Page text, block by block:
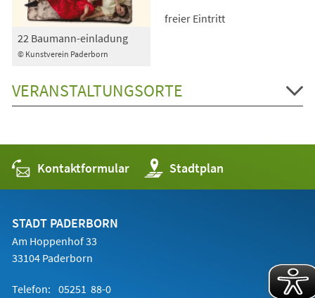
© Kunstverein Paderborn
22 Baumann-einladung
freier Eintritt
VERANSTALTUNGSORTE
Kontaktformular Stadtplan
(Öffnet
in
einem
STADT PADERBORN
Am Hoppenhof 33
33104 Paderborn
Telefon: 05251 88-0